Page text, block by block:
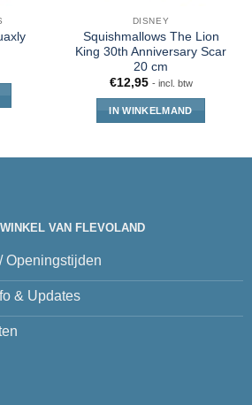
DISNEY
Squishmallows The Lion
King 30th Anniversary Scar
20 cm
€12,95 - incl. btw
IN WINKELMAND
VAN FLEVOLAND
Openingstijden
& Updates